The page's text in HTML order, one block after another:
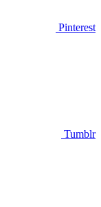
Pinterest
Tumblr